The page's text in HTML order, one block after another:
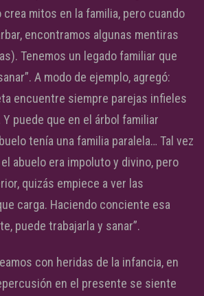
crea mitos en la familia, pero cuando
encontramos algunas mentiras
Tenemos un legado familiar que
A modo de ejemplo, agregó:
encuentre siempre parejas infieles
puede que en el árbol familiar
tenía una familia paralela… Tal vez
abuelo era impoluto y divino, pero
quizás empiece a ver las
carga. Haciendo conciente esa
puede trabajarla y sanar”.
con heridas de la infancia, en
en el presente se siente